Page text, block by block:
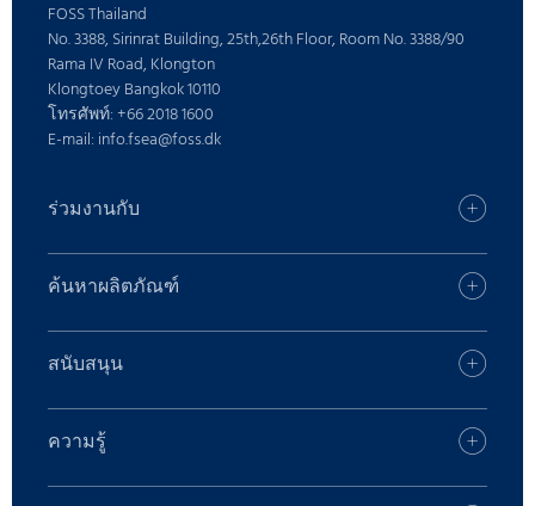
FOSS Thailand
No. 3388, Sirinrat Building, 25th,26th Floor, Room No. 3388/90
Rama IV Road, Klongton
Klongtoey Bangkok 10110
โทรศัพท์: +66 2018 1600
E-mail: info.fsea@foss.dk
ร่วมงานกับ
อาชีพ
ค้นหาสำนักงาน FOSS ของคุณ
ตำแหน่งงาน
รู้จัก FOSS
ค้นหาผลิตภัณฑ์
ค้นหาผลิตภัณฑ์
บริการดิจิตอล
อาหารสัตว์และอาหารสัตว์
ห้องปฏิบัติการ
สนับสนุน
โซลูชั่นการดูแล
ข้อเสนอแนะและการร้องเรียน
ติดต่อเรา
ความรู้
ผลิตภัณฑ์นม